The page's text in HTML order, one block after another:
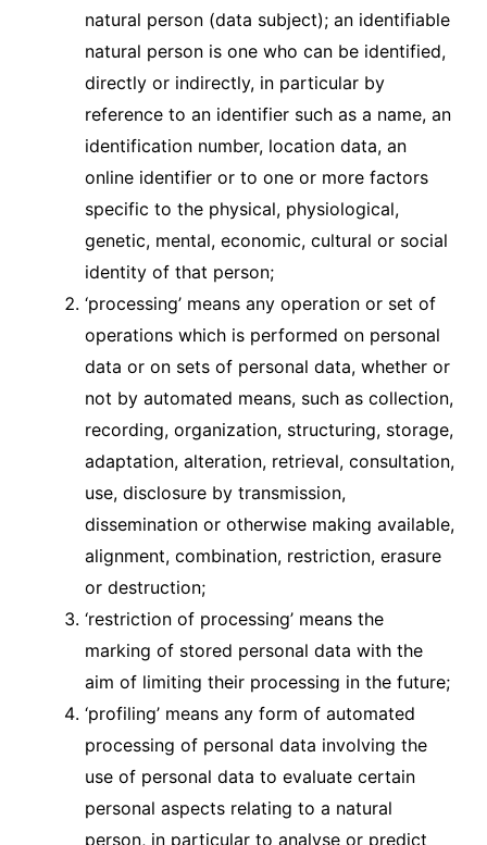
natural person (data subject); an identifiable
natural person is one who can be identified,
directly or indirectly, in particular by
reference to an identifier such as a name, an
identification number, location data, an
online identifier or to one or more factors
specific to the physical, physiological,
genetic, mental, economic, cultural or social
identity of that person;
‘processing’ means any operation or set of
operations which is performed on personal
data or on sets of personal data, whether or
not by automated means, such as collection,
recording, organization, structuring, storage,
adaptation, alteration, retrieval, consultation,
use, disclosure by transmission,
dissemination or otherwise making available,
alignment, combination, restriction, erasure
or destruction;
‘restriction of processing’ means the
marking of stored personal data with the
aim of limiting their processing in the future;
‘profiling’ means any form of automated
processing of personal data involving the
use of personal data to evaluate certain
personal aspects relating to a natural
person, in particular to analyse or predict